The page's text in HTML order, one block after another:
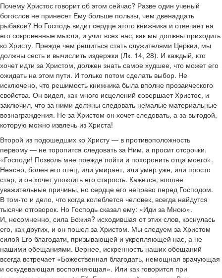
Почему Христос говорит об этом сейчас? Разве один ученый
богослов не принесет Ему больше пользы, чем двенадцать
рыбаков? Но Господь видит сердце этого книжника и отвечает на
его сокровенные мысли, и учит всех нас, как мы должны приходить
ко Христу. Прежде чем решиться стать служителями Церкви, мы
должны сесть и вычислить издержки (Лк. 14, 28). И каждый, кто
хочет идти за Христом, должен знать самое худшее, что может его
ожидать на этом пути. И только потом сделать выбор. Не
исключено, что решимость книжника была вполне прозаического
свойства. Он видел, как много исцелений совершает Христос, и
заключил, что за ними должны следовать немалые материальные
вознаграждения. Не за Христом он хочет следовать, а за выгодой,
которую можно извлечь из Христа!
Второй из подошедших ко Христу — в противоположность
первому — не торопится следовать за Ним, а просит отсрочки.
«Господи! Позволь мне прежде пойти и похоронить отца моего».
Неясно, болен его отец, или умирает, или умер уже, или просто
стар, и он хочет упокоить его старость. Кажется, вполне
уважительные причины, но сердце его неправо перед Господом.
В том-то и дело, что когда колеблется человек, всегда найдутся
тысячи отговорок. Но Господь сказал ему: «Иди за Мною».
И, несомненно, сила Божия? исходившая от этих слов, коснулась
его, как других, и он пошел за Христом. Мы следуем за Христом
силой Его благодати, призывающей и укрепляющей нас, а не
нашими обещаниями. Вернее, искренность наших обещаний
всегда встречает «Божественная благодать, немощная врачующая
и оскудевающая восполняющая». Или как говорится при